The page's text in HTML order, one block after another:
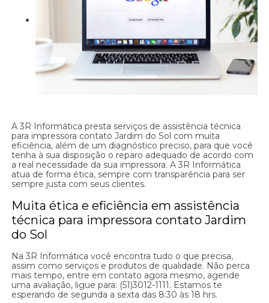
A 3R Informática presta serviços de assistência técnica
para impressora contato Jardim do Sol com muita
eficiência, além de um diagnóstico preciso, para que você
tenha à sua disposição o reparo adequado de acordo com
a real necessidade da sua impressora. A 3R Informática
atua de forma ética, sempre com transparência para ser
sempre justa com seus clientes.
Muita ética e eficiência em assistência
técnica para impressora contato Jardim
do Sol
Na 3R Informática você encontra tudo o que precisa,
assim como serviços e produtos de qualidade. Não perca
mais tempo, entre em contato agora mesmo, agende
uma avaliação, ligue para: (51)3012-1111. Estamos te
esperando de segunda a sexta das 8:30 às 18 hrs.